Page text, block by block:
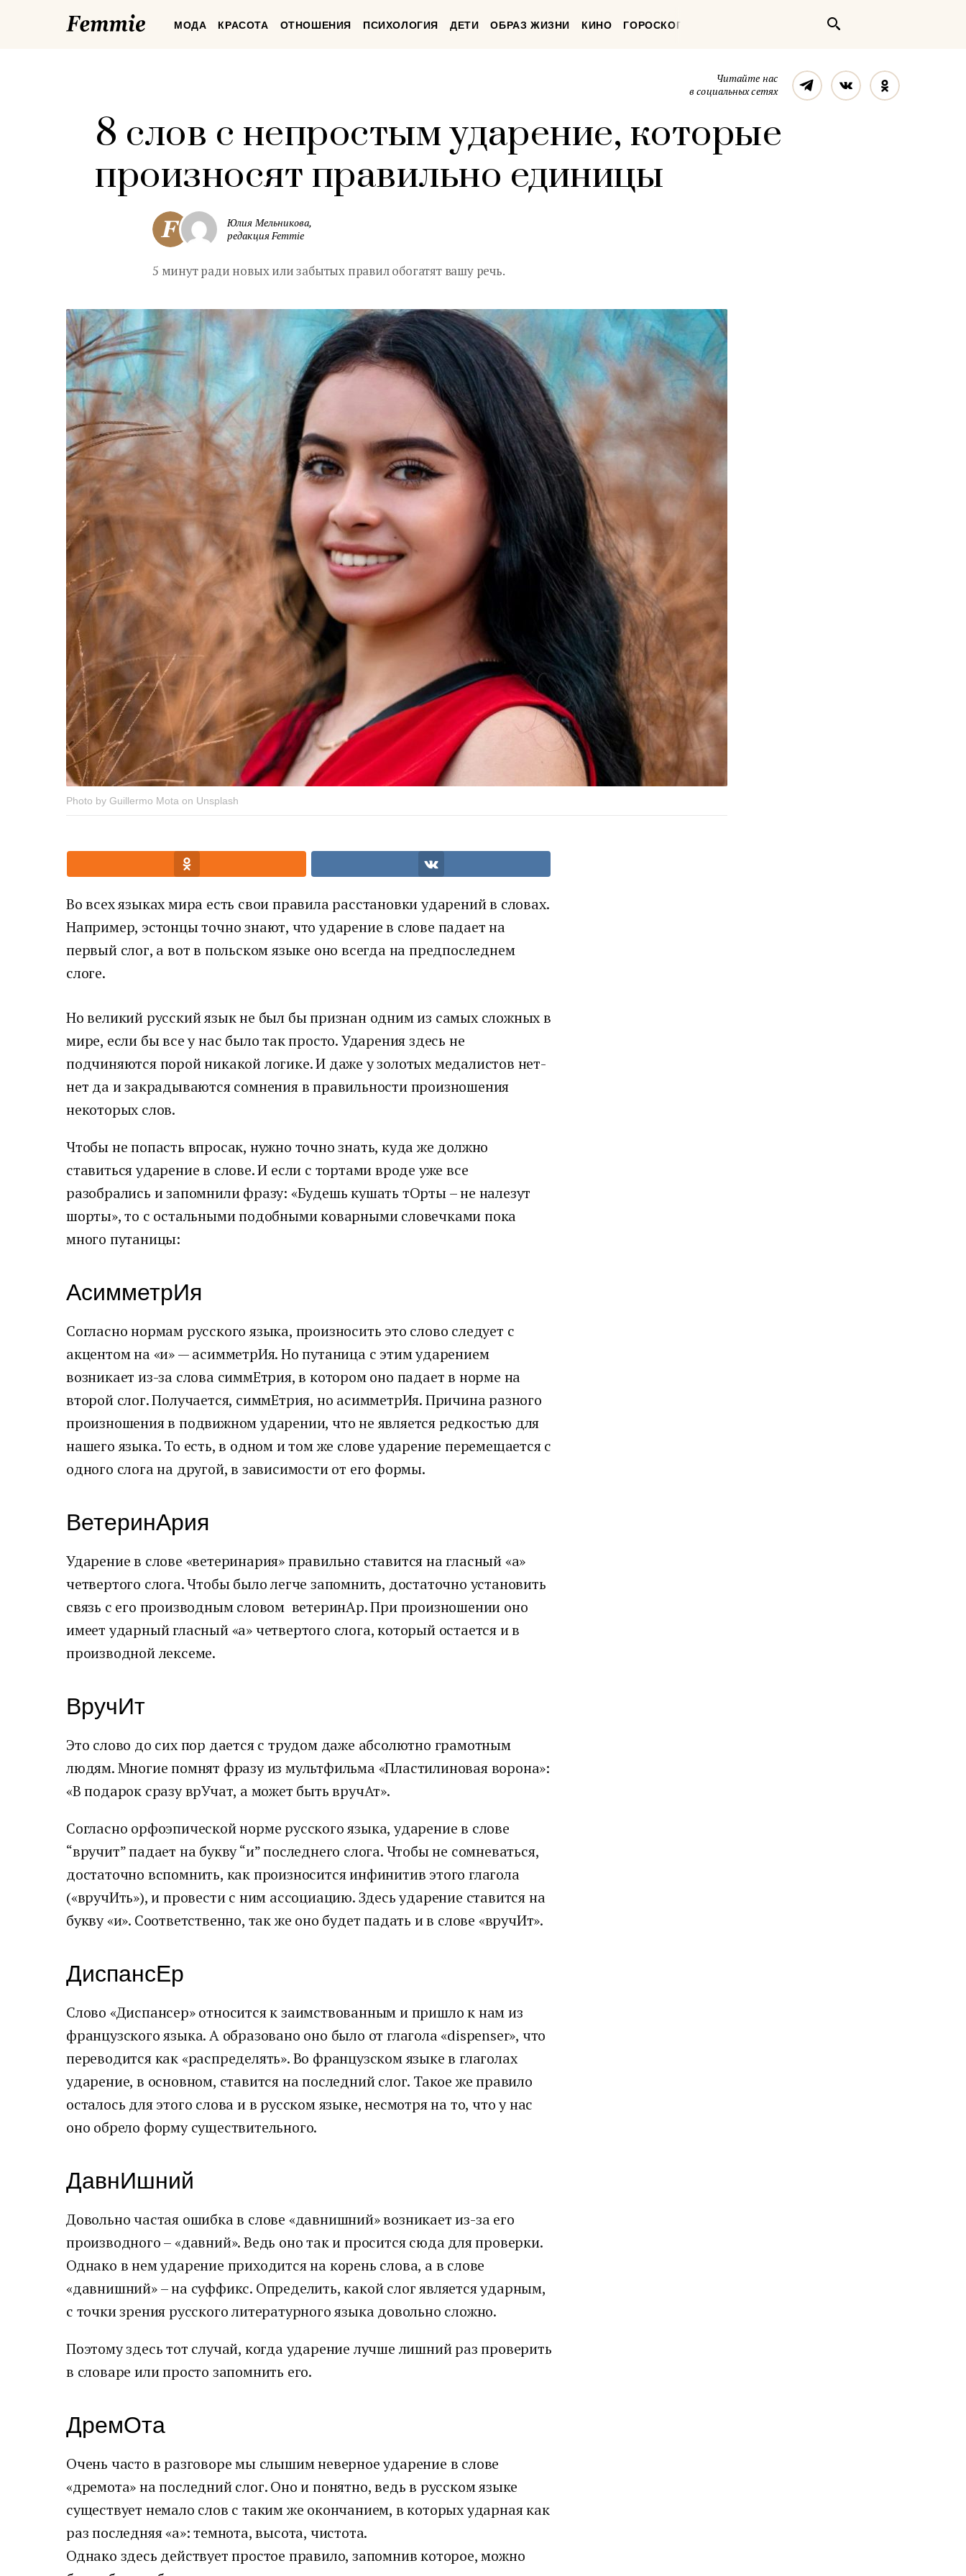
FemmieМОДА КРАСОТА ОТНОШЕНИЯ ПСИХОЛОГИЯ ДЕТИ ОБРАЗ ЖИЗНИ КИНО ГОРОСКОП
Читайте нас
в социальных сетях
ТелеграмВконтакте
8 слов с непростым ударение, которые
произносят правильно единицы
Юлия Мельникова,
редакция Femmie
5 минут ради новых или забытых правил обогатят вашу речь.
Photo by Guillermo Mota on Unsplash
Во всех языках мира есть свои правила расстановки ударений в словах.
Например, эстонцы точно знают, что ударение в слове падает на
первый слог, а вот в польском языке оно всегда на предпоследнем
слоге.
Но великий русский язык не был бы признан одним из самых сложных в
мире, если бы все у нас было так просто. Ударения здесь не
подчиняются порой никакой логике. И даже у золотых медалистов нет-
нет да и закрадываются сомнения в правильности произношения
некоторых слов.
Чтобы не попасть впросак, нужно точно знать, куда же должно
ставиться ударение в слове. И если с тортами вроде уже все
разобрались и запомнили фразу: «Будешь кушать тОрты – не налезут
шорты», то с остальными подобными коварными словечками пока
много путаницы:
АсимметрИя
Согласно нормам русского языка, произносить это слово следует с
акцентом на «и» — асимметрИя. Но путаница с этим ударением
возникает из-за слова симмЕтрия, в котором оно падает в норме на
второй слог. Получается, симмЕтрия, но асимметрИя. Причина разного
произношения в подвижном ударении, что не является редкостью для
нашего языка. То есть, в одном и том же слове ударение перемещается с
одного слога на другой, в зависимости от его формы.
ВетеринАрия
Ударение в слове «ветеринария» правильно ставится на гласный «а»
четвертого слога. Чтобы было легче запомнить, достаточно установить
связь с его производным словом ветеринАр. При произношении оно
имеет ударный гласный «а» четвертого слога, который остается и в
производной лексеме.
ВручИт
Это слово до сих пор дается с трудом даже абсолютно грамотным
людям. Многие помнят фразу из мультфильма «Пластилиновая ворона»:
«В подарок сразу врУчат, а может быть вручАт».
Согласно орфоэпической норме русского языка, ударение в слове
“вручит” падает на букву “и” последнего слога. Чтобы не сомневаться,
достаточно вспомнить, как произносится инфинитив этого глагола
(«вручИть»), и провести с ним ассоциацию. Здесь ударение ставится на
букву «и». Соответственно, так же оно будет падать и в слове «вручИт».
ДиспансЕр
Слово «Диспансер» относится к заимствованным и пришло к нам из
французского языка. А образовано оно было от глагола «dispenser», что
переводится как «распределять». Во французском языке в глаголах
ударение, в основном, ставится на последний слог. Такое же правило
осталось для этого слова и в русском языке, несмотря на то, что у нас
оно обрело форму существительного.
ДавнИшний
Довольно частая ошибка в слове «давнишний» возникает из-за его
производного – «давний». Ведь оно так и просится сюда для проверки.
Однако в нем ударение приходится на корень слова, а в слове
«давнишний» – на суффикс. Определить, какой слог является ударным,
с точки зрения русского литературного языка довольно сложно.
Поэтому здесь тот случай, когда ударение лучше лишний раз проверить
в словаре или просто запомнить его.
ДремОта
Очень часто в разговоре мы слышим неверное ударение в слове
«дремота» на последний слог. Оно и понятно, ведь в русском языке
существует немало слов с таким же окончанием, в которых ударная как
раз последняя «а»: темнота, высота, чистота.
Однако здесь действует простое правило, запомнив которое, можно